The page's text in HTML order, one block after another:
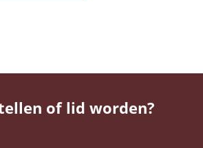
of lid worden?